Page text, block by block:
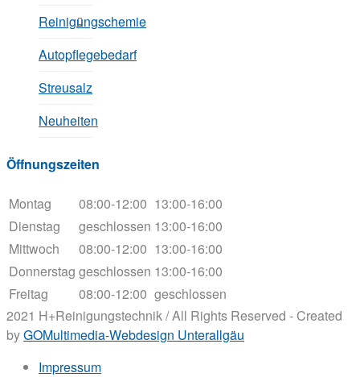
Reinigungschemie
Autopflegebedarf
Streusalz
Neuheiten
Öffnungszeiten
Montag 08:00-12:00 13:00-16:00
Dienstag
geschlossen 13:00-16:00
Mittwoch
08:00-12:00 13:00-16:00
Donnerstag geschlossen 13:00-16:00
Freitag
08:00-12:00 geschlossen
2021 H+Reinigungstechnik / All Rights Reserved - Created
byGOMultimedia-Webdesign Unterallgäu
Impressum